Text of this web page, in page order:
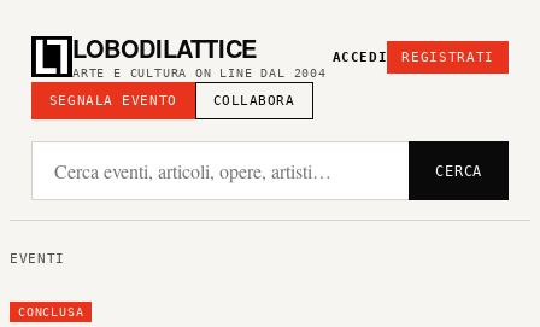
LOBODILATTICE
ARTE E CULTURA ON LINE DAL 2004
SEGNALA EVENTO COLLABORA
ACCEDI REGISTRATI
CERCA
EVENTI
CONCLUSA